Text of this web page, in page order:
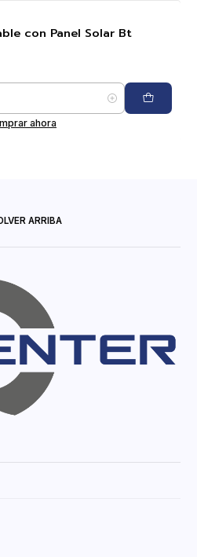
con Panel Solar Bt
ahora
ARRIBA